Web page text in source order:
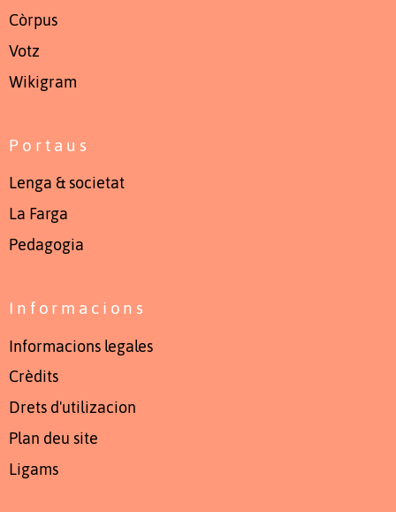
Còrpus
Votz
Wikigram
Portaus
Lenga & societat
La Farga
Pedagogia
Informacions
Informacions legales
Crèdits
Drets d'utilizacion
Plan deu site
Ligams